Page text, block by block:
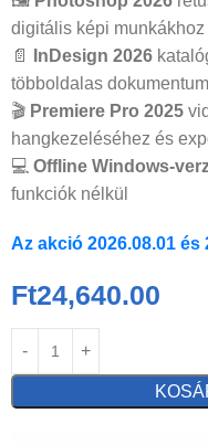
digitális képi munkákhoz
📄
InDesign 2026
többoldalas
🎬 Premiere Pro 2025
hangkezeléséhez és
💻 Offline Windows-
funkciók nélkül
Az akció 2026.08.01
Ft24,640.00